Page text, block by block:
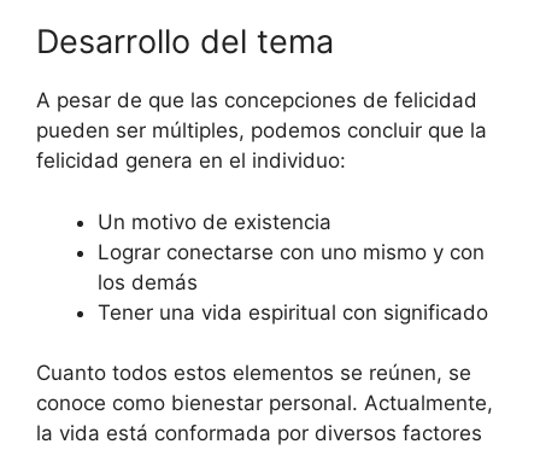
Desarrollo del tema
A pesar de que las concepciones de felicidad
pueden ser múltiples, podemos concluir que la
felicidad genera en el individuo:
Un motivo de existencia
Lograr conectarse con uno mismo y con
los demás
Tener una vida espiritual con significado
Cuanto todos estos elementos se reúnen, se
conoce como bienestar personal. Actualmente,
la vida está conformada por diversos factores